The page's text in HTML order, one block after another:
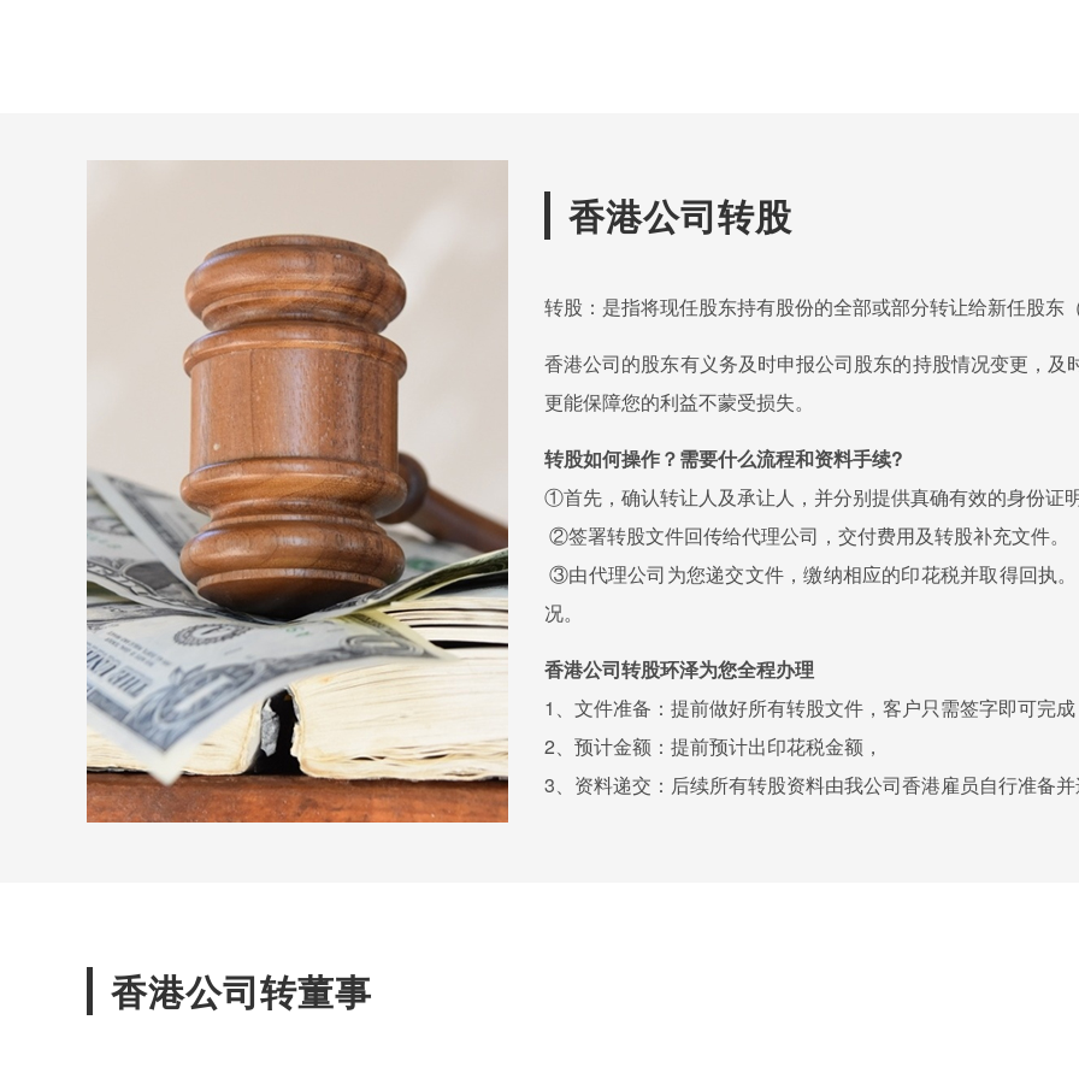
香港公司转股
转股：是指将现任股东持有股份的全部或部分转让给新任股东
香港公司的股东有义务及时申报公司股东的持股情况变更，
更能保障您的利益不蒙受损失。
转股如何操作？需要什么流程和资料手续?
①首先，确认转让人及承让人，并分别提供真确有效的身份证
②签署转股文件回传给代理公司，交付费用及转股补充文件。
③由代理公司为您递交文件，缴纳相应的印花税并取得回执
况。
香港公司转股环泽为您全程办理
1、文件准备：提前做好所有转股文件，客户只需签字即可完
2、预计金额：提前预计出印花税金额，
3、资料递交：后续所有转股资料由我公司香港雇员自行准备
香港公司转董事